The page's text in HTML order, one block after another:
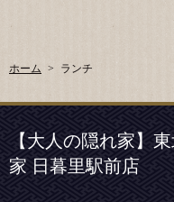
ホーム ランチ
【大人の隠れ家】
家 日暮里駅前店